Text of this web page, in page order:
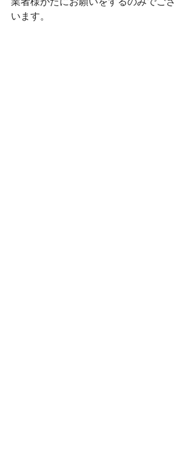
います。